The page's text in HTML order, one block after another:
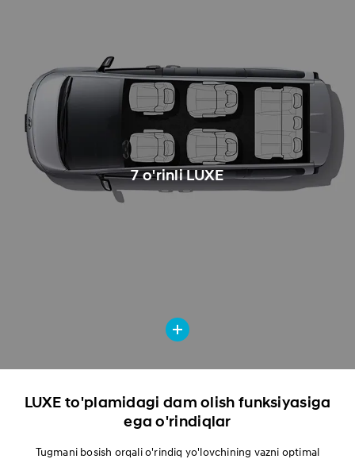
7 o'rinli LUXE
LUXE to'plamidagi dam olish funksiyasiga
ega o'rindiqlar
Tugmani bosish orqali o'rindiq yo'lovchining vazni optimal